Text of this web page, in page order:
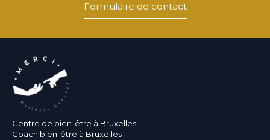
Formulaire de contact
Centre de bien-être à Bruxelles
Coach bien-être à Bruxelles